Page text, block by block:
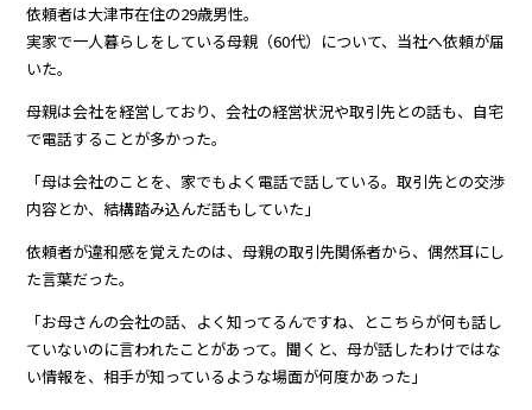
依頼者は大津市在住の29歳男性。
実家で一人暮らしをしている母親（60代）について、当社へ依頼が届
いた。
母親は会社を経営しており、会社の経営状況や取引先との話も、自宅
で電話することが多かった。
「母は会社のことを、家でもよく電話で話している。取引先との交渉
内容とか、結構踏み込んだ話もしていた」
依頼者が違和感を覚えたのは、母親の取引先関係者から、偶然耳にし
た言葉だった。
「お母さんの会社の話、よく知ってるんですね、とこちらが何も話し
ていないのに言われたことがあって。聞くと、母が話したわけではな
い情報を、相手が知っているような場面が何度かあった」